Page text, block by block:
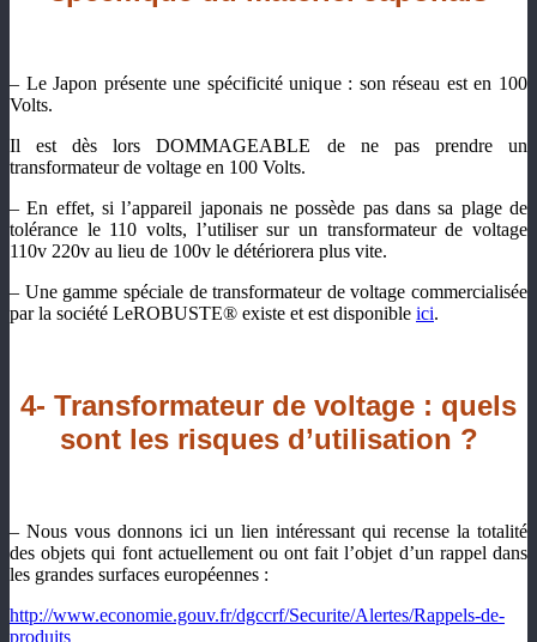
– Le Japon présente une spécificité unique : son réseau est en 100
Volts.
Il est dès lors DOMMAGEABLE de ne pas prendre un
transformateur de voltage en 100 Volts.
– En effet, si l’appareil japonais ne possède pas dans sa plage de
tolérance le 110 volts, l’utiliser sur un transformateur de voltage
110v 220v au lieu de 100v le détériorera plus vite.
– Une gamme spéciale de transformateur de voltage commercialisée
par la société LeROBUSTE® existe et est disponible ici.
4- Transformateur de voltage : quels
sont les risques d’utilisation ?
– Nous vous donnons ici un lien intéressant qui recense la totalité
des objets qui font actuellement ou ont fait l’objet d’un rappel dans
les grandes surfaces européennes :
http://www.economie.gouv.fr/dgccrf/Securite/Alertes/Rappels-de-
produits